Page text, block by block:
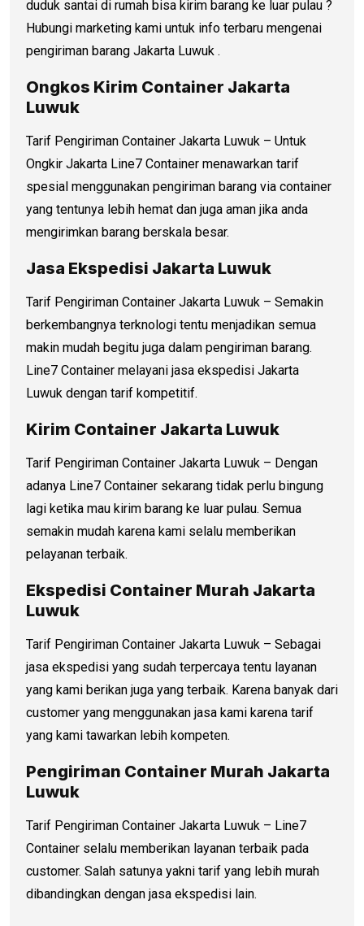
duduk santai di rumah bisa kirim barang ke luar pulau ?
Hubungi marketing kami untuk info terbaru mengenai
pengiriman barang Jakarta Luwuk .
Ongkos Kirim Container Jakarta
Luwuk
Tarif Pengiriman Container Jakarta Luwuk – Untuk
Ongkir Jakarta Line7 Container menawarkan tarif
spesial menggunakan pengiriman barang via container
yang tentunya lebih hemat dan juga aman jika anda
mengirimkan barang berskala besar.
Jasa Ekspedisi Jakarta Luwuk
Tarif Pengiriman Container Jakarta Luwuk – Semakin
berkembangnya terknologi tentu menjadikan semua
makin mudah begitu juga dalam pengiriman barang.
Line7 Container melayani jasa ekspedisi Jakarta
Luwuk dengan tarif kompetitif.
Kirim Container Jakarta Luwuk
Tarif Pengiriman Container Jakarta Luwuk – Dengan
adanya Line7 Container sekarang tidak perlu bingung
lagi ketika mau kirim barang ke luar pulau. Semua
semakin mudah karena kami selalu memberikan
pelayanan terbaik.
Ekspedisi Container Murah Jakarta
Luwuk
Tarif Pengiriman Container Jakarta Luwuk – Sebagai
jasa ekspedisi yang sudah terpercaya tentu layanan
yang kami berikan juga yang terbaik. Karena banyak dari
customer yang menggunakan jasa kami karena tarif
yang kami tawarkan lebih kompeten.
Pengiriman Container Murah Jakarta
Luwuk
Tarif Pengiriman Container Jakarta Luwuk – Line7
Container selalu memberikan layanan terbaik pada
customer. Salah satunya yakni tarif yang lebih murah
dibandingkan dengan jasa ekspedisi lain.